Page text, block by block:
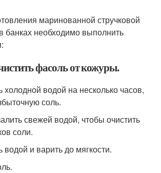
маринованной стручковой
банках необходимо выполнить
фасоль от кожуры.
водой на несколько часов,
соль.
свежей водой, чтобы очистить
соли.
и варить до мягкости.